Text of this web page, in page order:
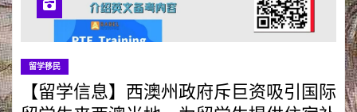
留学移民
【留学信息】西澳州政府斥巨资吸引国际